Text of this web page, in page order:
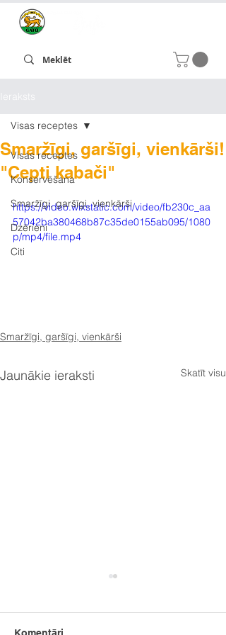
Ieraksts
Visas receptes
Konservēšana
Smaržīgi, garšīgi, vienkārši
Dzērieni
Citi
Visas receptes
Smaržīgi, garšīgi, vienkārši!
"Cepti kabači"
https://video.wixstatic.com/video/fb230c_aa
57042ba380468b87c35de0155ab095/1080
p/mp4/file.mp4
Smaržīgi, garšīgi, vienkārši
Jaunākie ieraksti Skatīt visu